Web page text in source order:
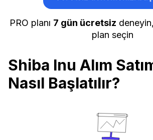
PRO planı 7 gün ücretsiz
plan seçin
Shiba Inu Alım
Nasıl Başlatılır?